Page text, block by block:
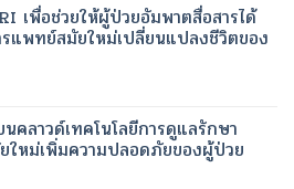
ยี
ดเพื่อช่วยให้ผู้ป่วยอัมพาตสื่อสารได้
รแพทย์สมัยใหม่เปลี่ยนแปลงชีวิตของ
คลาวด์เทคโนโลยีการดูแลรักษา
ใหม่เพิ่มความปลอดภัยของผู้ป่วย